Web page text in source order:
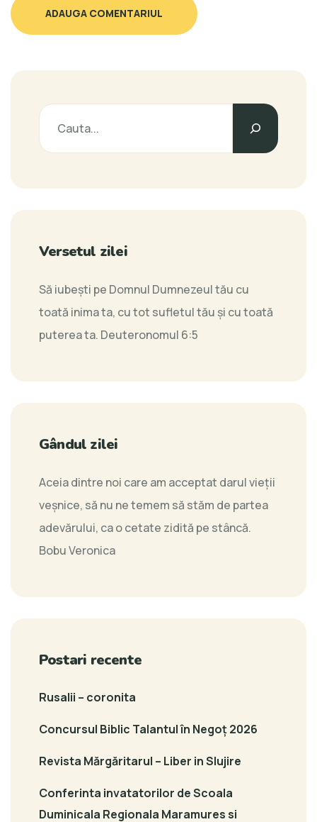
ADAUGA COMENTARIUL
Versetul zilei
Să iubeşti pe Domnul Dumnezeul tău cu
toată inima ta, cu tot sufletul tău şi cu toată
puterea ta. Deuteronomul 6:5
Gândul zilei
Aceia dintre noi care am acceptat darul vieții
veşnice, să nu ne temem să stăm de partea
adevărului, ca o cetate zidită pe stâncă.
Bobu Veronica
Postari recente
Rusalii – coronita
Concursul Biblic Talantul în Negoț 2026
Revista Mărgăritarul – Liber in Slujire
Conferinta invatatorilor de Scoala
Duminicala Regionala Maramures si